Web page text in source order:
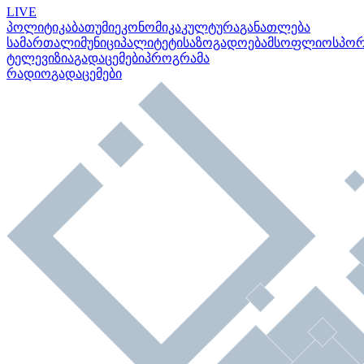
LIVE
პოლიტიკაბათუმიეკონომიკაკულტურაგანათლება
სამართალიმუნიციპალიტეტისაზოგადოებამსოფლიო
ტელევიზიაგადაცემებიპროგრამა
რადიოგადაცემები